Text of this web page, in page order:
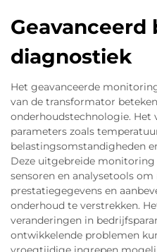
Geavanceerd
diagnostiek
Het geavanceerde
van de transformator
onderhoudstechnologie.
parameters zoals
belastingsomstandigheden
Deze uitgebreide monitoring
sensoren en analysetools
prestatiegegevens en
onderhoud te verstrekken.
veranderingen in
ontwikkelende problemen